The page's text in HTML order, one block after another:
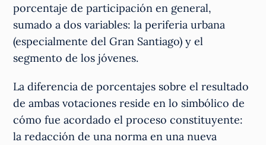
porcentaje de participación en general,
sumado a dos variables: la periferia urbana
(especialmente del Gran Santiago) y el
segmento de los jóvenes.
La diferencia de porcentajes sobre el resultado
de ambas votaciones reside en lo simbólico de
cómo fue acordado el proceso constituyente:
la redacción de una norma en una nueva